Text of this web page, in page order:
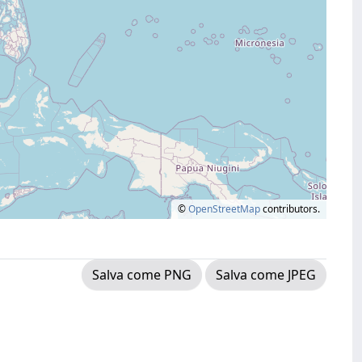
©OpenStreetMapcontributors.
Salva come PNG Salva come JPEG